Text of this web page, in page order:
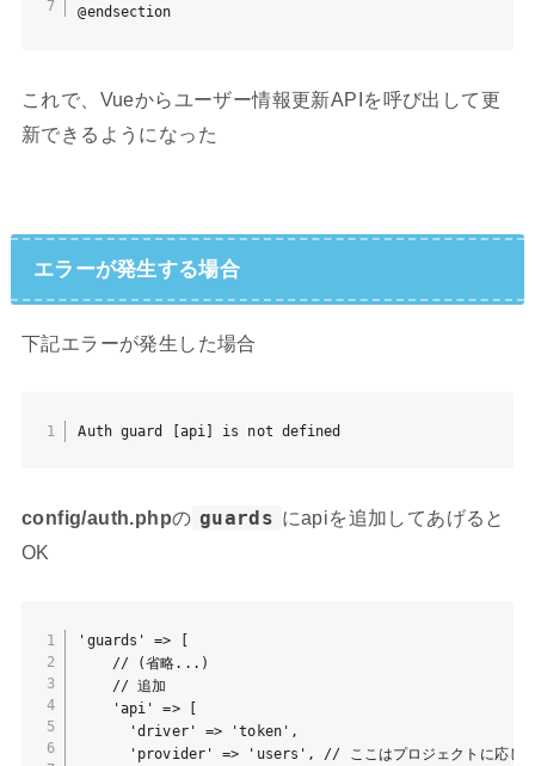
@endsection
これで、Vueからユーザー情報更新APIを呼び出して更
新できるようになった
エラーが発生する場合
下記エラーが発生した場合
Auth guard [api] is not defined
config/auth.phpの guards にapiを追加してあげると
OK
'guards' => [
    // (省略...)
    // 追加
    'api' => [
      'driver' => 'token',
'provider' => 'users', // ここはプロジェクトに応じ